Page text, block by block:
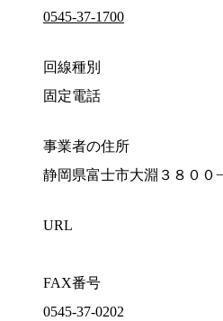
0545-37-1700
回線種別
固定電話
事業者の住所
静岡県富士市大淵３８００−
URL
FAX番号
0545-37-0202